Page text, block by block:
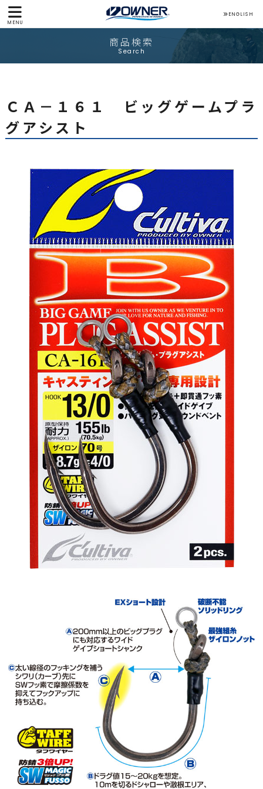
MENU
ENGLISH
商品検索
Search
ＣＡ－１６１ ビッグゲームプラ
グアシスト